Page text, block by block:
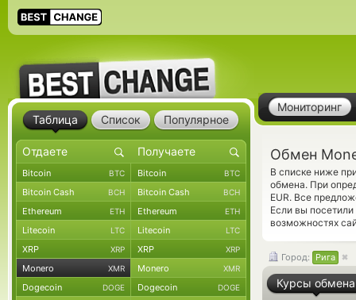
Мониторинг
Обмен
В списке ниже
обмена. При
EUR. Все
Если вы
возможностях
Город: Рига
Курсы обмена
Таблица Список Популярное
Bitcoin BTC Bitcoin BTC
Bitcoin Cash BCH Bitcoin Cash BCH
Ethereum ETH Ethereum ETH
Litecoin LTC Litecoin LTC
XRP XRP XRP XRP
Monero XMR Monero XMR
Dogecoin DOGE Dogecoin DOGE